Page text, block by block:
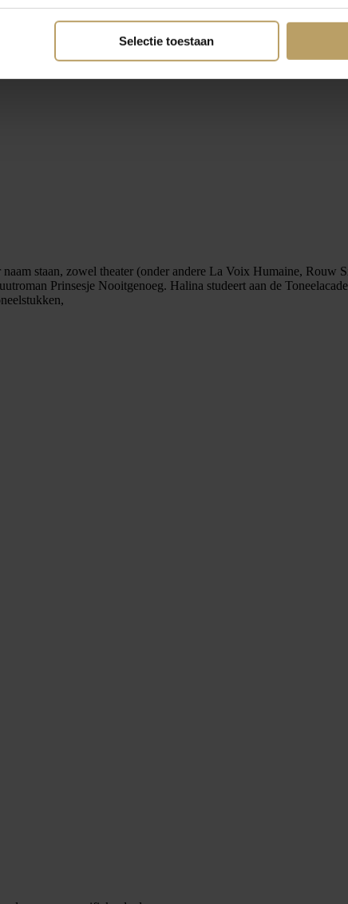
Selectie toestaan
staan, zowel theater (onder andere La Voix Humaine,
Prinsesje Nooitgenoeg. Halina studeert aan de